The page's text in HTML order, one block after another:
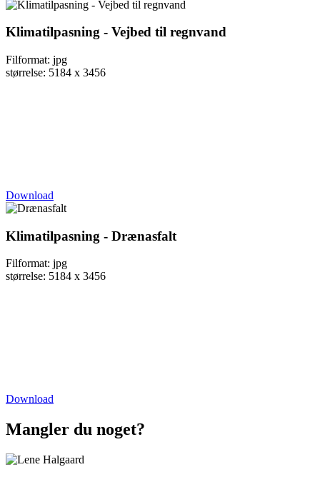
Klimatilpasning - Vejbed til regnvand
Filformat: jpg
størrelse: 5184 x 3456
Download
Klimatilpasning - Drænasfalt
Filformat: jpg
størrelse: 5184 x 3456
Download
Mangler du noget?